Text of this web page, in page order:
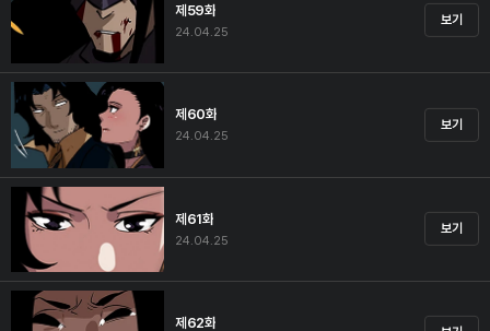
제59화
24.04.25
보기
제60화
24.04.25
보기
제61화
24.04.25
보기
제62화